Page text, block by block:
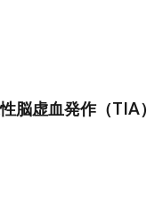
脳虚血発作（TIA）